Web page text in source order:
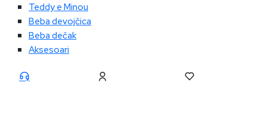
Teddy e Minou
Beba devojčica
Beba dečak
Aksesoari